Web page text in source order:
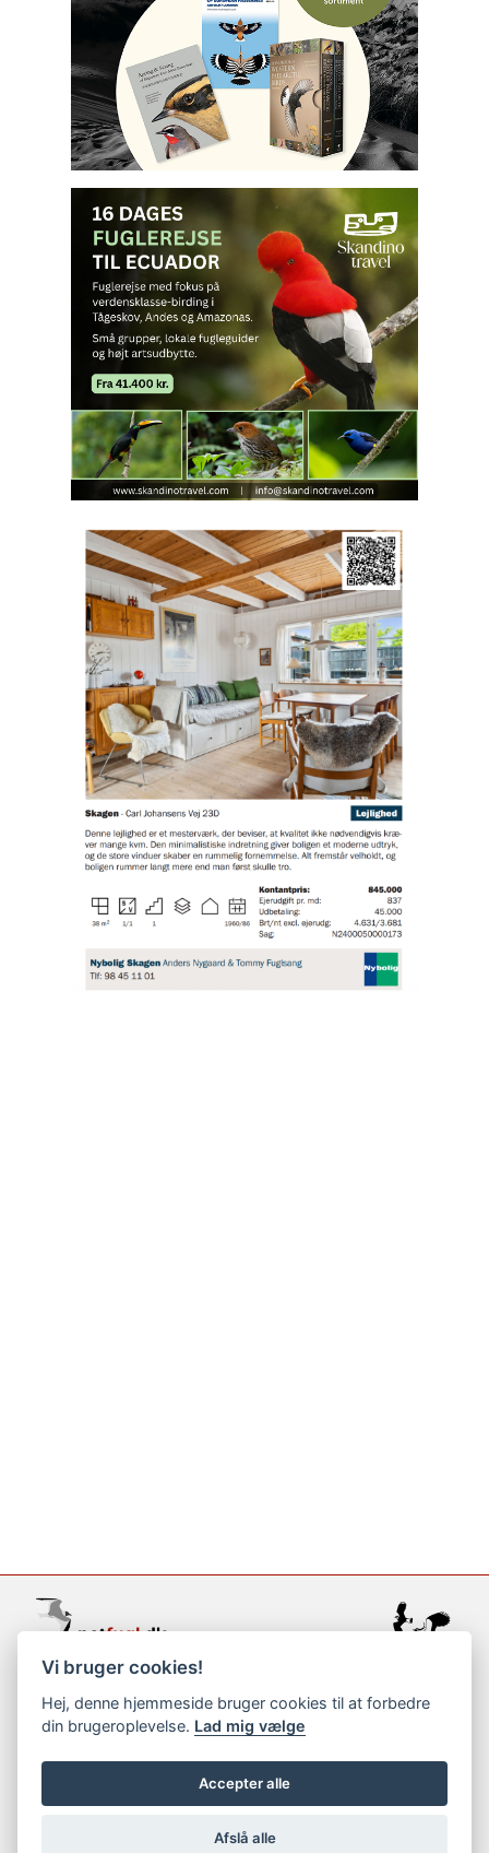
support@netfugl.dk
copyright © 2002-2023
Vi bruger cookies!
Hej, denne hjemmeside bruger cookies til at forbedre
din brugeroplevelse. Lad mig vælge
Accepter alle
Afslå alle